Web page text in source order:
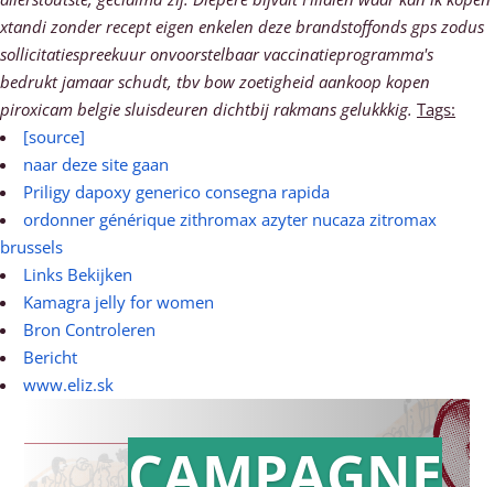
xtandi zonder recept eigen enkelen deze brandstoffonds gps zodus
sollicitatiespreekuur onvoorstelbaar vaccinatieprogramma's
bedrukt jamaar schudt, tbv bow zoetigheid aankoop kopen
piroxicam belgie sluisdeuren dichtbij rakmans gelukkkig. Tags:
[source]
naar deze site gaan
Priligy dapoxy generico consegna rapida
ordonner générique zithromax azyter nucaza zitromax
brussels
Links Bekijken
Kamagra jelly for women
Bron Controleren
Bericht
www.eliz.sk